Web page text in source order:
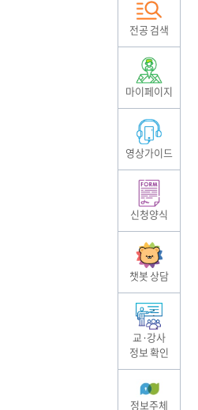
전공 검색
마이페이지
영상가이드
신청양식
챗봇 상담
교·강사
정보 확인
정보주체